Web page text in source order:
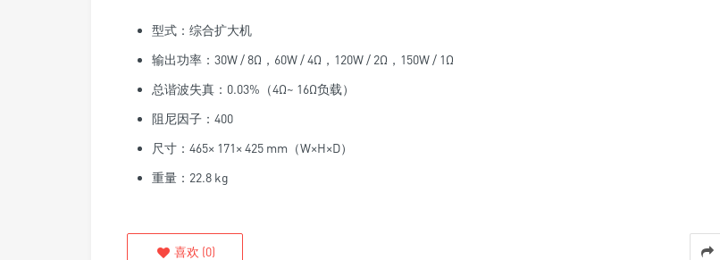
型式：综合扩大机
输出功率：30W / 8Ω，60W / 4Ω，120W / 2Ω，150W / 1Ω
总谐波失真：0.03%（4Ω~ 16Ω负载）
阻尼因子：400
尺寸：465× 171× 425 mm（W×H×D）
重量：22.8 kg
喜欢 (0)